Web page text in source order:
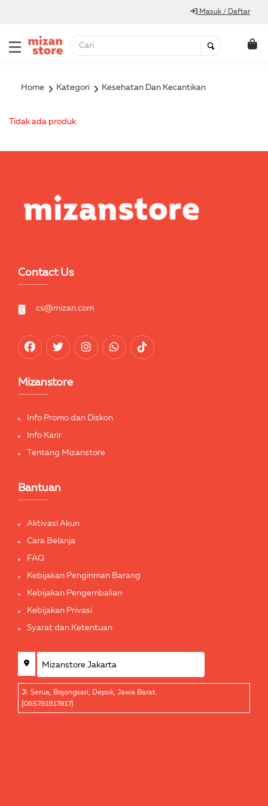
Masuk / Daftar
Home Kategori Kesehatan Dan Kecantikan
Tidak ada produk.
Contact Us
cs@mizan.com
Mizanstore
Info Promo dan Diskon
Info Karir
Tentang Mizanstore
Bantuan
Aktivasi Akun
Cara Belanja
FAQ
Kebijakan Pengiriman Barang
Kebijakan Pengembalian
Kebijakan Privasi
Syarat dan Ketentuan
Jl. Serua, Bojongsari, Depok, Jawa Barat.
[085781817817]